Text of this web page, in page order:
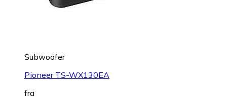
Subwoofer
Pioneer TS-WX130EA
fra